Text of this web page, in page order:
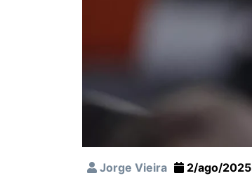
Jorge Vieira 2/ago/2025